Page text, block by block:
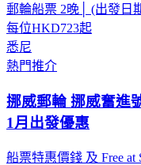
郵輪船票 2晚│ (出發日
每位HKD723起
悉尼
熱門推介
挪威郵輪 挪威奮進
1月出發優惠
船票特惠價錢 及 Free